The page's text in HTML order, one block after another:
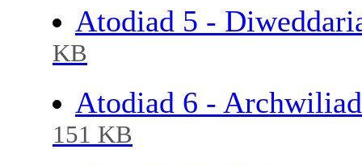
Atodiad 5 -
KB
Atodiad 6 -
151 KB